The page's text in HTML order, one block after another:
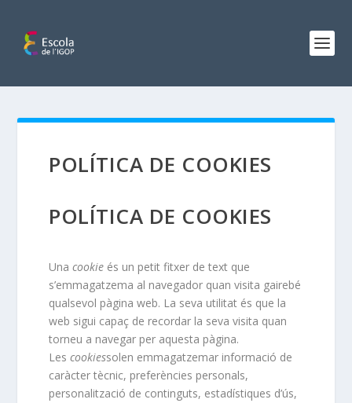
POLÍTICA DE COOKIES
POLÍTICA DE COOKIES
Unacookie és un petit fitxer de text que
s’emmagatzema al navegador quan visita gairebé
qualsevol pàgina web. La seva utilitat és que la
web sigui capaç de recordar la seva visita quan
torneu a navegar per aquesta pàgina.
Lescookiessolen emmagatzemar informació de
caràcter tècnic, preferències personals,
personalització de continguts, estadístiques d’ús,